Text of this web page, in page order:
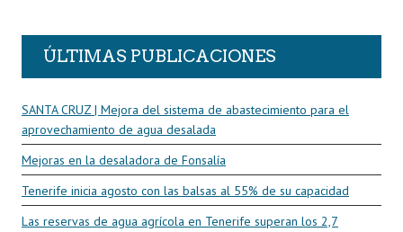
ÚLTIMAS PUBLICACIONES
SANTA CRUZ | Mejora del sistema de abastecimiento para el
aprovechamiento de agua desalada
Mejoras en la desaladora de Fonsalía
Tenerife inicia agosto con las balsas al 55% de su capacidad
Las reservas de agua agrícola en Tenerife superan los 2,7